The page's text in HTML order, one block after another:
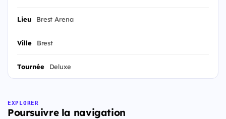
Lieu Brest Arena
Ville Brest
Tournée Deluxe
EXPLORER
Poursuivre la navigation